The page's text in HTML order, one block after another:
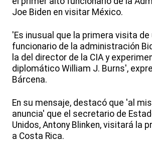
Joe Biden en visitar México.
'Es inusual que la primera visita de
funcionario de la administración
la del director de la CIA y
diplomático William J. Burns',
Bárcena.
En su mensaje, destacó que 'al
anuncia' que el secretario de
Unidos, Antony Blinken, visitará la
a Costa Rica.